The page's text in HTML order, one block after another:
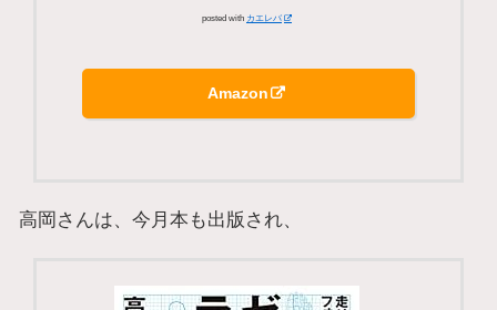
posted with カエレバ
Amazon
高岡さんは、今月本も出版され、